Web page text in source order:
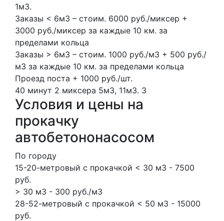
1м3.
Заказы < 6м3 – стоим. 6000 руб./миксер +
3000 руб./миксер за каждые 10 км. за
пределами кольца
Заказы > 6м3 – стоим. 1000 руб./м3 + 500 руб./
м3 за каждые 10 км. за пределами кольца
Проезд поста + 1000 руб./шт.
40 минут 2 миксера 5м3, 11м3. 3
Условия и цены на
прокачку
автобетононасосом
По городу
15-20-метровый с прокачкой < 30 м3 - 7500
руб.
> 30 м3 - 300 руб./м3
28-52-метровый с прокачкой < 50 м3 - 15000
руб.